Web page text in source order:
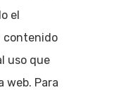
el
contenido
uso que
web. Para